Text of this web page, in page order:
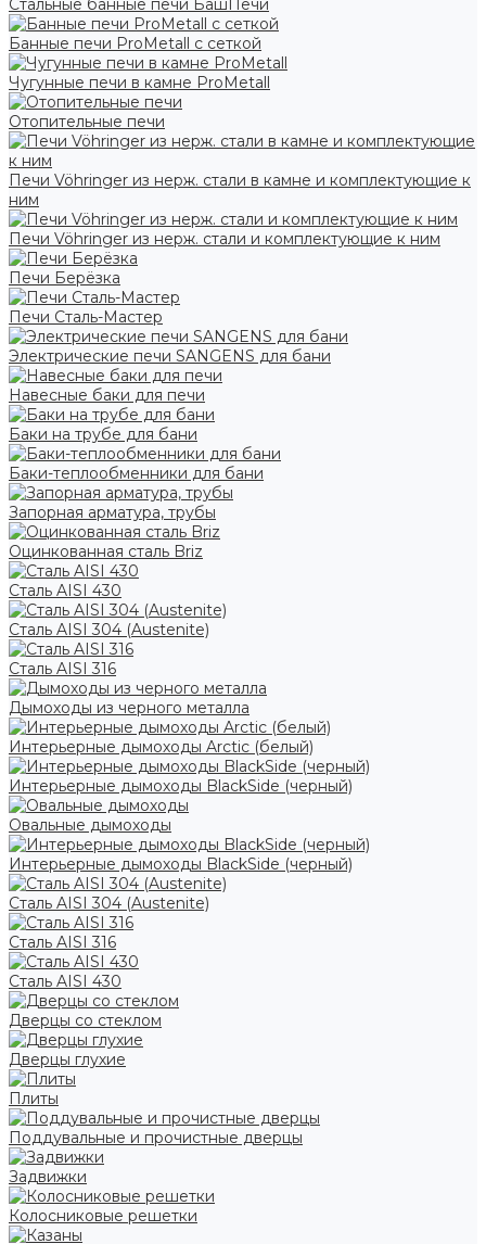
Стальные банные печи БашПечи
Банные печи ProMetall с сеткой
Чугунные печи в камне ProMetall
Отопительные печи
Печи Vöhringer из нерж. стали в камне и комплектующие к
ним
Печи Vöhringer из нерж. стали и комплектующие к ним
Печи Берёзка
Печи Сталь-Мастер
Электрические печи SANGENS для бани
Навесные баки для печи
Баки на трубе для бани
Баки-теплообменники для бани
Запорная арматура, трубы
Оцинкованная сталь Briz
Сталь AISI 430
Сталь AISI 304 (Austenite)
Сталь AISI 316
Дымоходы из черного металла
Интерьерные дымоходы Arctic (белый)
Интерьерные дымоходы BlackSide (черный)
Овальные дымоходы
Интерьерные дымоходы BlackSide (черный)
Сталь AISI 304 (Austenite)
Сталь AISI 316
Сталь AISI 430
Дверцы со стеклом
Дверцы глухие
Плиты
Поддувальные и прочистные дверцы
Задвижки
Колосниковые решетки